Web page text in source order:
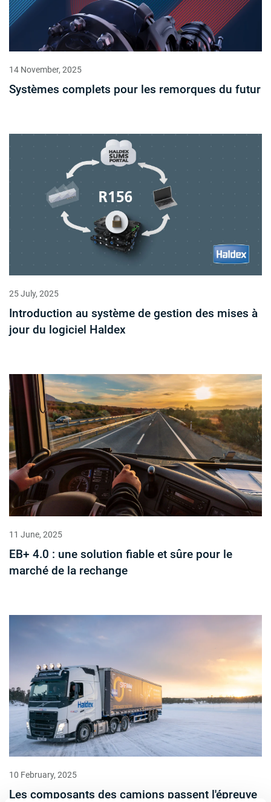
14 November, 2025
Systèmes complets pour les remorques du futur
25 July, 2025
Introduction au système de gestion des mises à
jour du logiciel Haldex
11 June, 2025
EB+ 4.0 : une solution fiable et sûre pour le
marché de la rechange
10 February, 2025
Les composants des camions passent l'épreuve